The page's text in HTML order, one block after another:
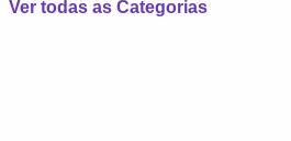
Ver todas as Categorias